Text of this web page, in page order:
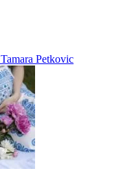
Tamara Petkovic